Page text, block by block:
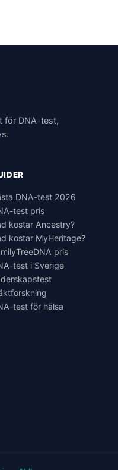
för DNA-test,
DNA-test 2026
test pris
kostar Ancestry?
kostar MyHeritage?
pris
test i Sverige
test för hälsa